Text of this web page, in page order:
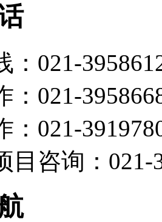
：021-
：021-
：021-
目咨询：021-